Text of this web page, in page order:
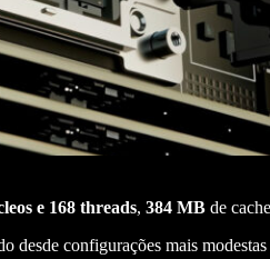
e 168 threads, 384 MB de cache
desde configurações mais